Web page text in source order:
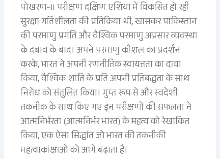
पोखरण-II परीक्षण दक्षिण एशिया में विकसित हो रही
सुरक्षा गतिशीलता की प्रतिक्रिया थी, खासकर पाकिस्तान
की परमाणु प्रगति और वैश्विक परमाणु अप्रसार व्यवस्था
के दबाव के बाद। अपने परमाणु कौशल का प्रदर्शन
करके, भारत ने अपनी रणनीतिक स्वायत्तता का दावा
किया, वैश्विक शांति के प्रति अपनी प्रतिबद्धता के साथ
निरोध को संतुलित किया। गुप्त रूप से और स्वदेशी
तकनीक के साथ किए गए इन परीक्षणों की सफलता ने
आत्मनिर्भरता (आत्मनिर्भर भारत) के महत्व को रेखांकित
किया, एक ऐसा सिद्धांत जो भारत की तकनीकी
महत्वाकांक्षाओं को आगे बढ़ाता है।